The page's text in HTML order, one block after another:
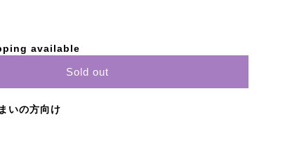
available
Sold out
いの方向け